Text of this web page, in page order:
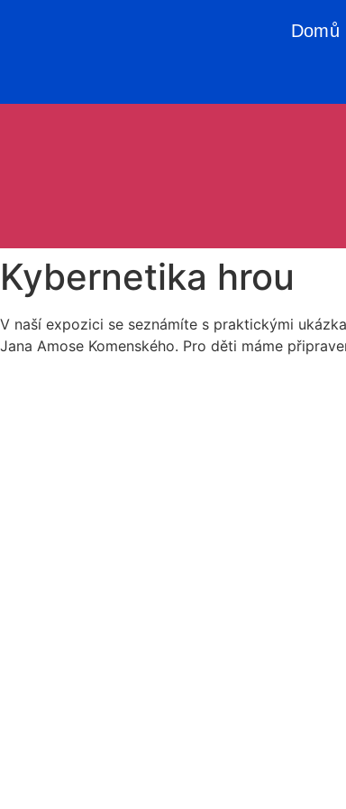
Domů
Kybernetika hrou
V naší expozici se seznámíte s praktickými
Jana Amose Komenského. Pro děti máme